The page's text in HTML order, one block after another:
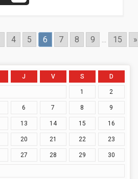
4 5 6 7 8 9 15 »
J V S D
1 2
6 7 8 9
13 14 15 16
20 21 22 23
27 28 29 30